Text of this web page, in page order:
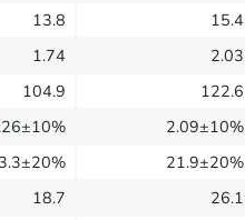
13.8 15.4
1.74 2.03
104.9 122.6
2.09±10%
21.9±20%
18.7 26.1